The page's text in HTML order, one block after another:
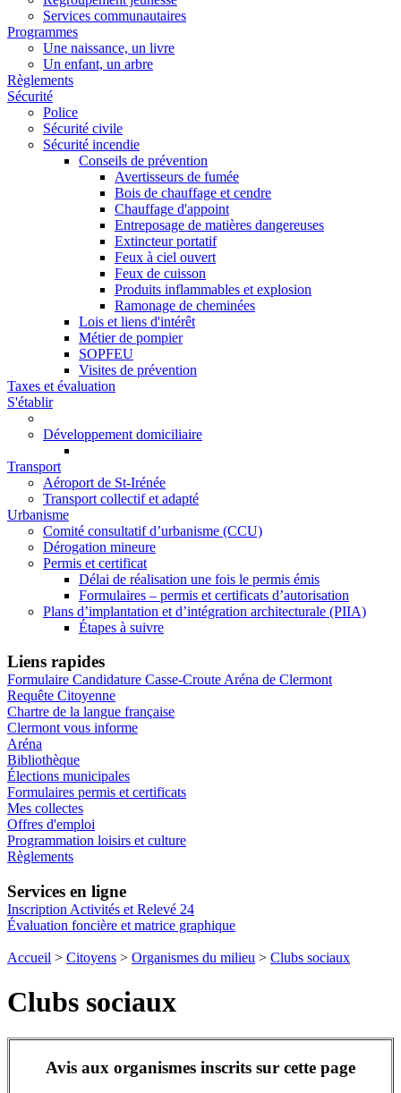
Services communautaires
Programmes
Une naissance, un livre
Un enfant, un arbre
Règlements
Sécurité
Police
Sécurité civile
Sécurité incendie
Conseils de prévention
Avertisseurs de fumée
Bois de chauffage et cendre
Chauffage d'appoint
Entreposage de matières dangereuses
Extincteur portatif
Feux à ciel ouvert
Feux de cuisson
Produits inflammables et explosion
Ramonage de cheminées
Lois et liens d'intérêt
Métier de pompier
SOPFEU
Visites de prévention
Taxes et évaluation
S'établir
Développement domiciliaire
Transport
Aéroport de St-Irénée
Transport collectif et adapté
Urbanisme
Comité consultatif d’urbanisme (CCU)
Dérogation mineure
Permis et certificat
Délai de réalisation une fois le permis émis
Formulaires – permis et certificats d’autorisation
Plans d’implantation et d’intégration architecturale (PIIA)
Étapes à suivre
Liens rapides
Formulaire Candidature Casse-Croute Aréna de Clermont
Requête Citoyenne
Chartre de la langue française
Clermont vous informe
Aréna
Bibliothèque
Élections municipales
Formulaires permis et certificats
Mes collectes
Offres d'emploi
Programmation loisirs et culture
Règlements
Services en ligne
Inscription Activités et Relevé 24
Évaluation foncière et matrice graphique
Accueil > Citoyens > Organismes du milieu > Clubs sociaux
Clubs sociaux
Avis aux organismes inscrits sur cette page